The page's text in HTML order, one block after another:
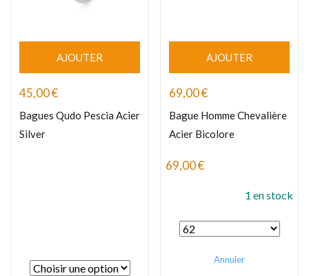
AJOUTER
45,00€
Bagues Qudo Pescia Acier
Silver
AJOUTER
69,00€
Bague Homme Chevalière
Acier Bicolore
69,00€
1 en stock
Annuler